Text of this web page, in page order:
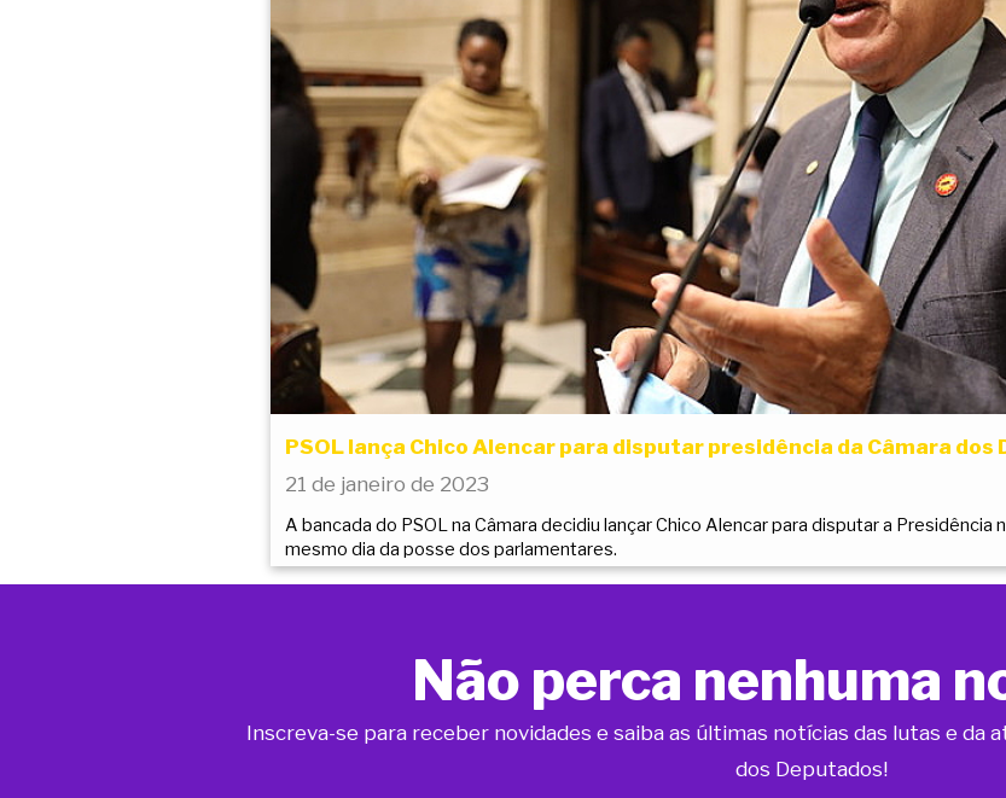
PSOL lança Chico Alencar para disputar presidência da Câmara dos
21 de janeiro de 2023
A bancada do PSOL na Câmara decidiu lançar Chico Alencar para disputar a Presidência
mesmo dia da posse dos parlamentares.
Não perca nenhuma
Inscreva-se para receber novidades e saiba as últimas notícias das lutas e da
dos Deputados!